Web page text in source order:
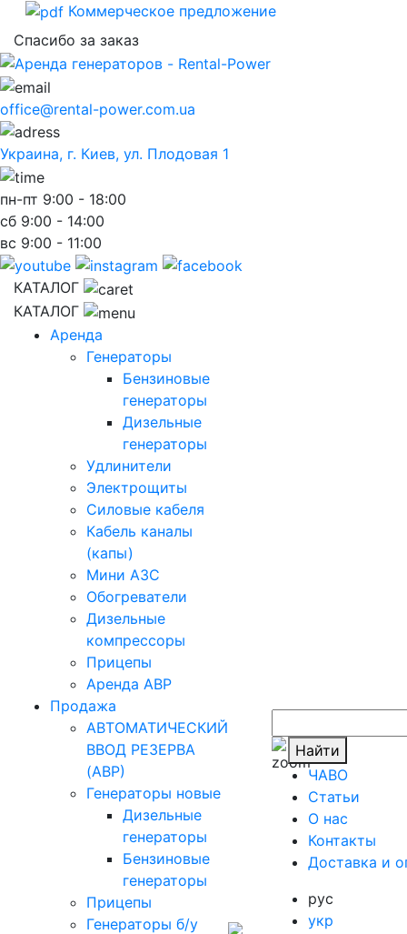
Коммерческое предложение
Спасибо за заказ
office@rental-power.com.ua
Украина, г. Киев, ул. Плодовая 1
пн-пт 9:00 - 18:00
сб 9:00 - 14:00
вс 9:00 - 11:00
КАТАЛОГ
КАТАЛОГ
Аренда
Генераторы
Бензиновые
генераторы
Дизельные
генераторы
Удлинители
Электрощиты
Силовые кабеля
Кабель каналы
(капы)
Мини АЗС
Обогреватели
Дизельные
компрессоры
Прицепы
Аренда АВР
Продажа
АВТОМАТИЧЕСКИЙ
ВВОД РЕЗЕРВА
(АВР)
Генераторы новые
Дизельные
генераторы
Бензиновые
генераторы
Прицепы
Генераторы б/у
Найти
ЧАВО
Cтатьи
O нас
Контакты
Доставка и
рус
укр